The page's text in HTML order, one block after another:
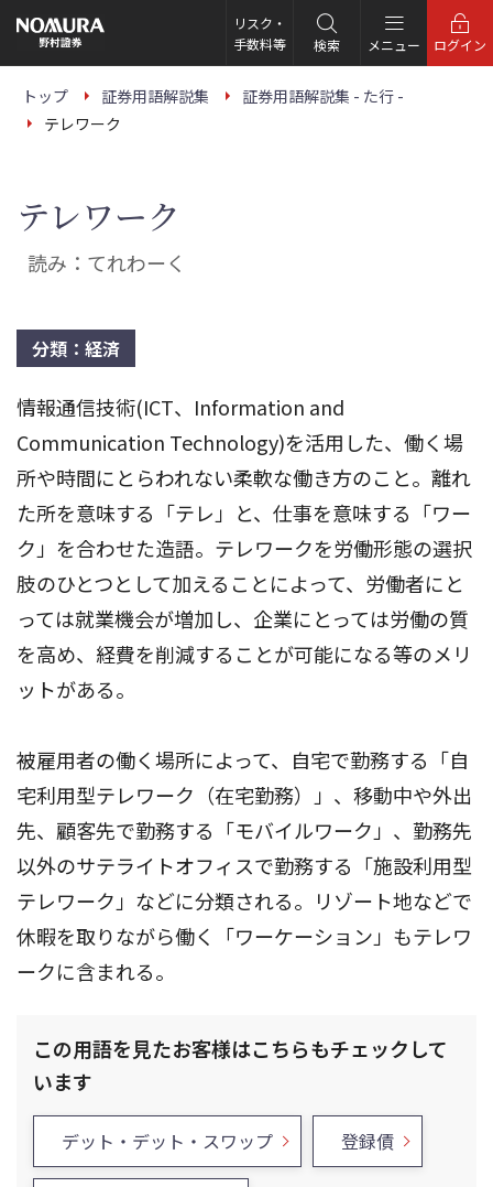
の
ー
リスク・
手数料等
検索 メニュー ログイン
トップ 証券用語解説集
証券用語解説集 - た行 -
テレワーク
テレワーク
読み：てれわーく
分類：経済
情報通信技術(ICT、Information and
Communication Technology)を活用した、働く場
所や時間にとらわれない柔軟な働き方のこと。離れ
た所を意味する「テレ」と、仕事を意味する「ワー
ク」を合わせた造語。テレワークを労働形態の選択
肢のひとつとして加えることによって、労働者にと
っては就業機会が増加し、企業にとっては労働の質
を高め、経費を削減することが可能になる等のメリ
ットがある。
被雇用者の働く場所によって、自宅で勤務する「自
宅利用型テレワーク（在宅勤務）」、移動中や外出
先、顧客先で勤務する「モバイルワーク」、勤務先
以外のサテライトオフィスで勤務する「施設利用型
テレワーク」などに分類される。リゾート地などで
休暇を取りながら働く「ワーケーション」もテレワ
ークに含まれる。
この用語を見たお客様はこちらもチェックして
います
デット・デット・スワップ 登録債